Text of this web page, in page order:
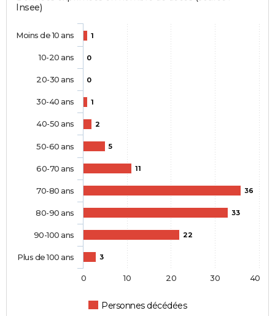
Insee)
1
0
0
1
2
5
11
36
33
22
3
Personnes décédées
Moins de 10 ans
10-20 ans
20-30 ans
30-40 ans
40-50 ans
50-60 ans
60-70 ans
70-80 ans
80-90 ans
90-100 ans
Plus de 100 ans
0 10 20 30 40